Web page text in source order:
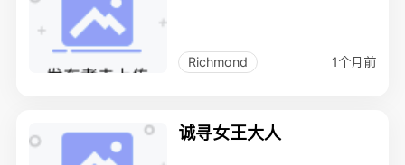
Richmond 1个月前
诚寻女王大人